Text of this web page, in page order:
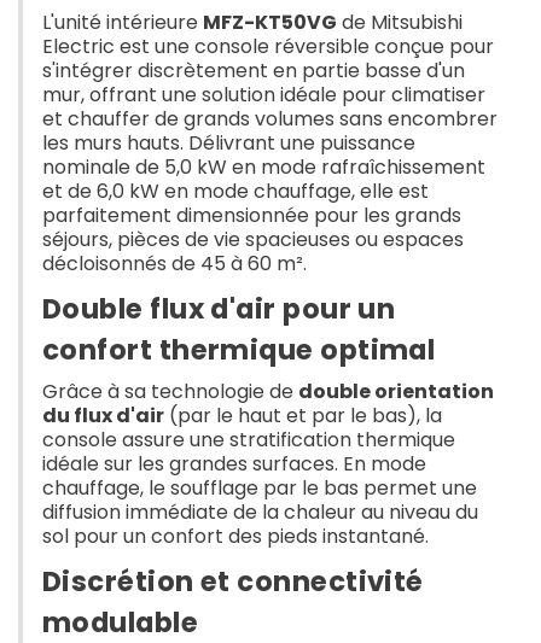
L'unité intérieure MFZ-KT50VG de Mitsubishi
Electric est une console réversible conçue pour
s'intégrer discrètement en partie basse d'un
mur, offrant une solution idéale pour climatiser
et chauffer de grands volumes sans encombrer
les murs hauts. Délivrant une puissance
nominale de 5,0 kW en mode rafraîchissement
et de 6,0 kW en mode chauffage, elle est
parfaitement dimensionnée pour les grands
séjours, pièces de vie spacieuses ou espaces
décloisonnés de 45 à 60 m².
Double flux d'air pour un
confort thermique optimal
Grâce à sa technologie de double orientation
du flux d'air (par le haut et par le bas), la
console assure une stratification thermique
idéale sur les grandes surfaces. En mode
chauffage, le soufflage par le bas permet une
diffusion immédiate de la chaleur au niveau du
sol pour un confort des pieds instantané.
Discrétion et connectivité
modulable